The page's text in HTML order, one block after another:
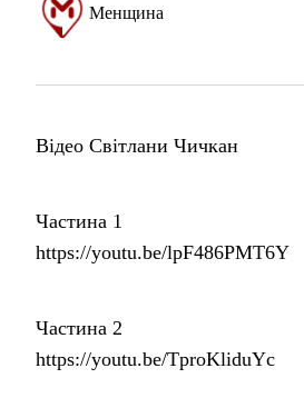
Менщина
Відео Світлани Чичкан
Частина 1
https://youtu.be/lpF486PMT6Y
Частина 2
https://youtu.be/TproKliduYc